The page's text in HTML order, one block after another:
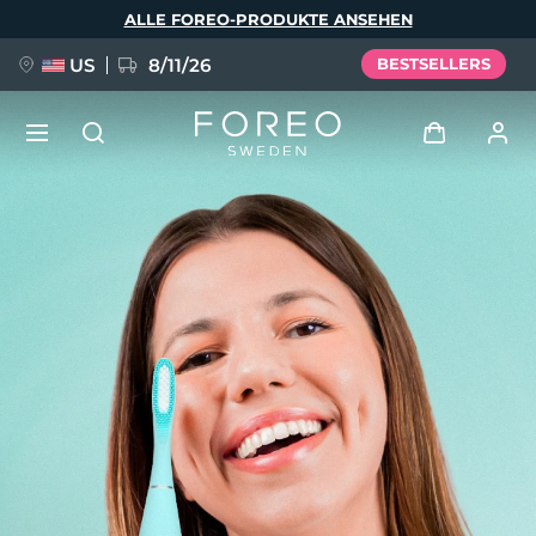
ALLE FOREO-PRODUKTE ANSEHEN
US 8/11/26 BESTSELLERS
Benutzerkonto
Meine Geräte
Meine Bestellungen
Meine Adressen
Meine Abonnements
FAQ™ Pure Beauty-Tech Elixir
BREAKING NEWS
issa™ Teeth Whitening Set
Deutsch
Español
Français
Italiano
Português
Svenska
Русский
简体中文 繁體中文